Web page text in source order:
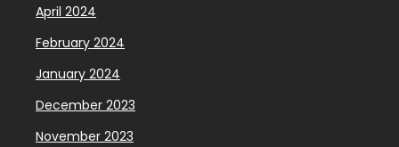
April 2024
February 2024
January 2024
December 2023
November 2023